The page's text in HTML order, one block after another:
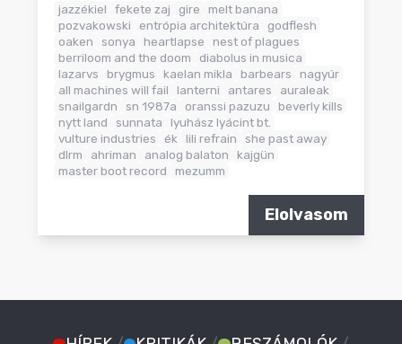
jazzékiel fekete zaj gire
melt banana
pozvakowski
entrópia architektúra
godflesh
oaken
sonya heartlapse
nest of plagues
berriloom and the doom
diabolus in musica
lazarvs
brygmus kaelan mikla barbears
nagyúr
all machines will fail
lanterni antares
auraleak
snailgardn
sn 1987a oranssi pazuzu
beverly kills
nytt land
sunnata
lyuhász lyácint bt.
vulture industries
ék lili refrain
she past away
dlrm
ahriman analog balaton
kajgün
master boot record
mezumm
Elolvasom